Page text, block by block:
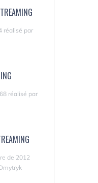
réalisé par
réalisé par
de 2012